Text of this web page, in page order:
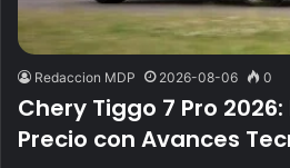
Redaccion MDP 2026-08-06 0
Chery Tiggo 7 Pro
Precio con Avances